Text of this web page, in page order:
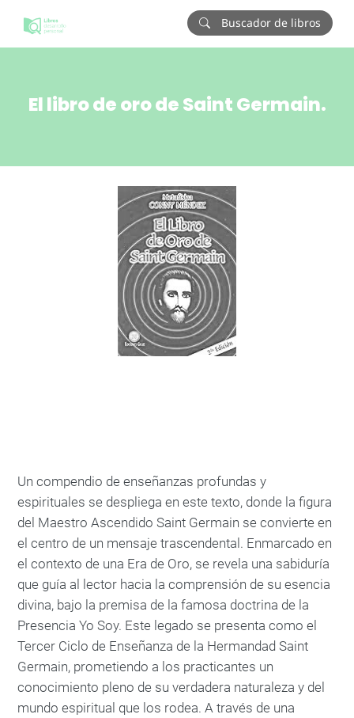
Buscador de libros
El libro de oro de Saint Germain.
Un compendio de enseñanzas profundas y
espirituales se despliega en este texto, donde la figura
del Maestro Ascendido Saint Germain se convierte en
el centro de un mensaje trascendental. Enmarcado en
el contexto de una Era de Oro, se revela una sabiduría
que guía al lector hacia la comprensión de su esencia
divina, bajo la premisa de la famosa doctrina de la
Presencia Yo Soy. Este legado se presenta como el
Tercer Ciclo de Enseñanza de la Hermandad Saint
Germain, prometiendo a los practicantes un
conocimiento pleno de su verdadera naturaleza y del
mundo espiritual que los rodea. A través de una